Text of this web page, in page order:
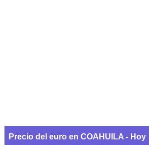
Precio del euro en COAHUILA - Hoy